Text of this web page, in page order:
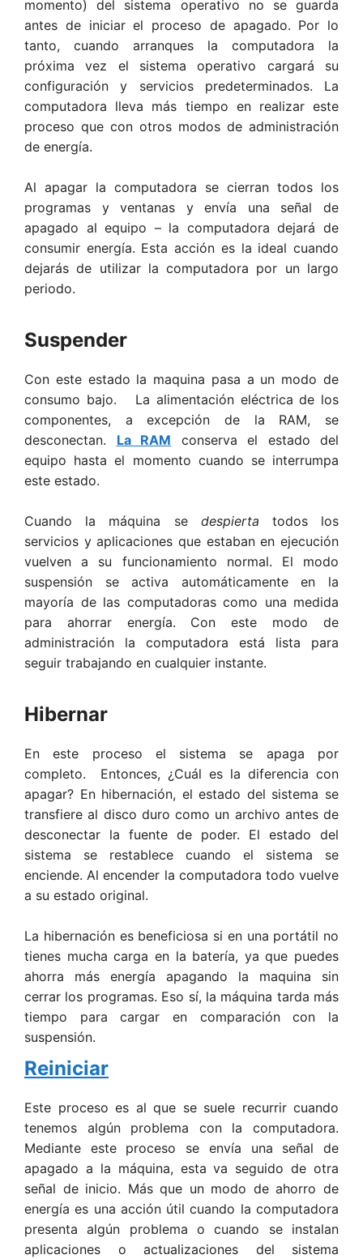
momento) del sistema operativo no se guarda
antes de iniciar el proceso de apagado. Por lo
tanto, cuando arranques la computadora la
próxima vez el sistema operativo cargará su
configuración y servicios predeterminados. La
computadora lleva más tiempo en realizar este
proceso que con otros modos de administración
de energía.
Al apagar la computadora se cierran todos los
programas y ventanas y envía una señal de
apagado al equipo – la computadora dejará de
consumir energía. Esta acción es la ideal cuando
dejarás de utilizar la computadora por un largo
periodo.
Suspender
Con este estado la maquina pasa a un modo de
consumo bajo. La alimentación eléctrica de los
componentes, a excepción de la RAM, se
desconectan. La RAM conserva el estado del
equipo hasta el momento cuando se interrumpa
este estado.
Cuando la máquina se despierta todos los
servicios y aplicaciones que estaban en ejecución
vuelven a su funcionamiento normal. El modo
suspensión se activa automáticamente en la
mayoría de las computadoras como una medida
para ahorrar energía. Con este modo de
administración la computadora está lista para
seguir trabajando en cualquier instante.
Hibernar
En este proceso el sistema se apaga por
completo. Entonces, ¿Cuál es la diferencia con
apagar? En hibernación, el estado del sistema se
transfiere al disco duro como un archivo antes de
desconectar la fuente de poder. El estado del
sistema se restablece cuando el sistema se
enciende. Al encender la computadora todo vuelve
a su estado original.
La hibernación es beneficiosa si en una portátil no
tienes mucha carga en la batería, ya que puedes
ahorra más energía apagando la maquina sin
cerrar los programas. Eso sí, la máquina tarda más
tiempo para cargar en comparación con la
suspensión.
Reiniciar
Este proceso es al que se suele recurrir cuando
tenemos algún problema con la computadora.
Mediante este proceso se envía una señal de
apagado a la máquina, esta va seguido de otra
señal de inicio. Más que un modo de ahorro de
energía es una acción útil cuando la computadora
presenta algún problema o cuando se instalan
aplicaciones o actualizaciones del sistema